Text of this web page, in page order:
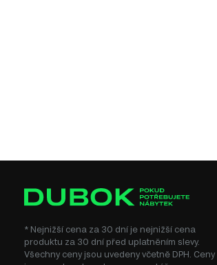
* Nejnižší cena za 30 dní je nejnižší cena
produktu za 30 dní před uplatněním slevy.
Všechny ceny jsou uvedeny včetně DPH. Ceny